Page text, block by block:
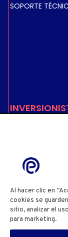
SOPORTE
INFORMACIÓN
ACCIONISTAS
POLÍTICA DE
CONFIGURACIÓN
TÉRMINOS Y
Al hacer clic en
cookies se
sitio, analizar el
para marketing.